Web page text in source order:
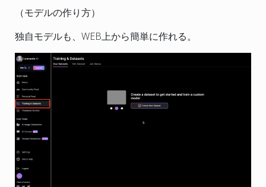
（モデルの作り方）
独自モデルも、WEB上から簡単に作れる。